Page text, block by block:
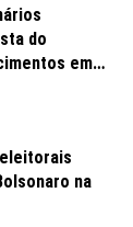
do
em
na